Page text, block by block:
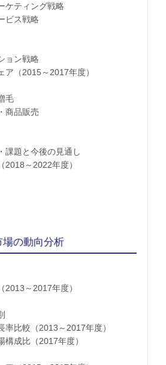
ケティング戦略
ス戦略
ン戦略
ア（2015～2017年度）
毛
品販売
課題と今後の見通し
2018～2022年度）
の動向分析
2013～2017年度）
率比較（2013～2017年度）
構成比（2017年度）